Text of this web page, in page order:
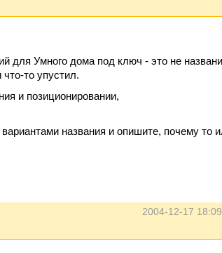
для Умного дома под ключ - это не
то упустил.
и позиционировании,
названия и опишите, почему то
2004-12-17